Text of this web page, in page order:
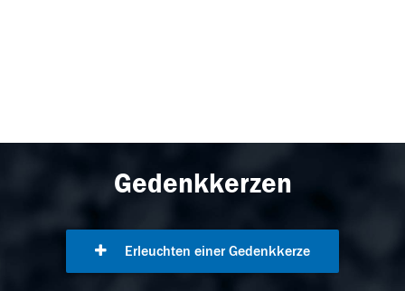
Gedenkkerzen
Erleuchten einer Gedenkkerze